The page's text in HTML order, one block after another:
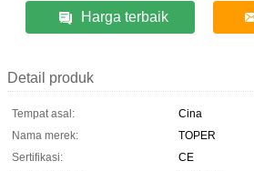
Harga terbaik
Detail produk
Tempat asal:
Cina
Nama merek:
TOPER
Sertifikasi:
CE